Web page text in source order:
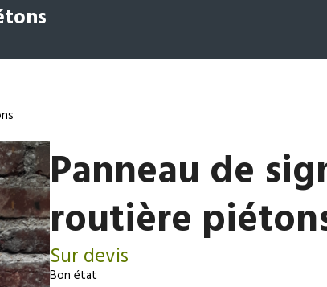
Panneau de
routière
Sur devis
Bon état